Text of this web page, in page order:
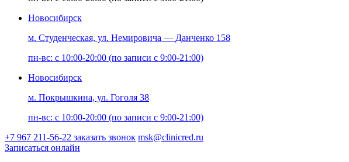
Новосибирск
м. Студенческая, ул. Немировича — Данченко 158
пн-вс: с 10:00-20:00 (по записи с 9:00-21:00)
Новосибирск
м. Покрышкина, ул. Гоголя 38
пн-вс: с 10:00-20:00 (по записи с 9:00-21:00)
+7 967 211-56-22 заказать звонок msk@clinicred.ru
Записаться онлайн